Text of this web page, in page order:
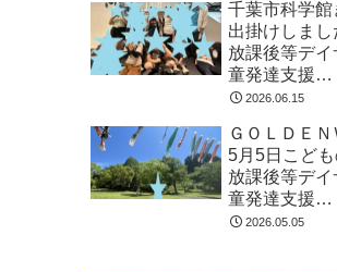
市
千葉市科学
出掛けしまし
放課後等デ
童発達支援
⁕運動療育⁕
市
2026.06.15
ＧＯＬＤＥ
5月5日こども
放課後等デ
童発達支援
⁕運動療育⁕
2026.05.05